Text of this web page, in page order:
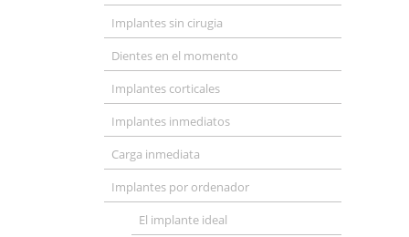
Implantes sin cirugia
Dientes en el momento
Implantes corticales
Implantes inmediatos
Carga inmediata
Implantes por ordenador
El implante ideal